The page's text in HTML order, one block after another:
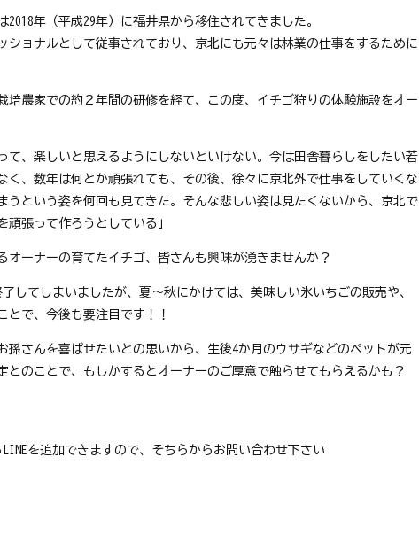
年（平成29年）に福井県から移住されてきました。
ショナルとして従事されており、京北にも元々は林業の仕事をするために
培農家での約２年間の研修を経て、この度、イチゴ狩りの体験施設をオー
て、楽しいと思えるようにしないといけない。今は田舎暮らしをしたい若
く、数年は何とか頑張れても、その後、徐々に京北外で仕事をしていくな
うという姿を何回も見てきた。そんな悲しい姿は見たくないから、京北で
張って作ろうとしている」
オーナーの育てたイチゴ、皆さんも興味が湧きませんか？
してしまいましたが、夏～秋にかけては、美味しい氷いちごの販売や、
とで、今後も要注目です！！
孫さんを喜ばせたいとの思いから、生後4か月のウサギなどのペットが元
とのことで、もしかするとオーナーのご厚意で触らせてもらえるかも？
LINEを追加できますので、そちらからお問い合わせ下さい